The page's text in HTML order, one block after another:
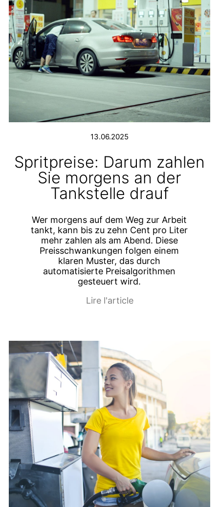
13.06.2025
Spritpreise: Darum zahlen
Sie morgens an der
Tankstelle drauf
Wer morgens auf dem Weg zur Arbeit
tankt, kann bis zu zehn Cent pro Liter
mehr zahlen als am Abend. Diese
Preisschwankungen folgen einem
klaren Muster, das durch
automatisierte Preisalgorithmen
gesteuert wird.
Lire l'article